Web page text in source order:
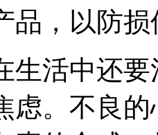
品，以防
生活中还
虑。不良